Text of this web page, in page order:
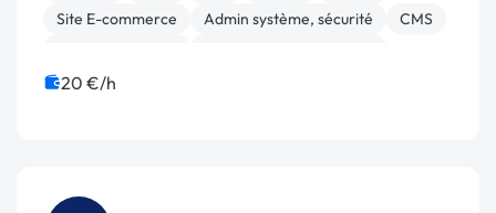
Site E-commerce
Admin système, sécurité
CMS
20 €/h